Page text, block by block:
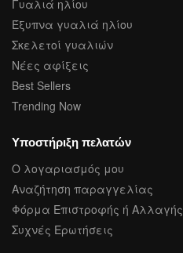
Γυαλιά ηλίου
Έξυπνα γυαλιά ηλίου
Σκελετοί γυαλιών
Νέες αφίξεις
Best Sellers
Trending Now
Υποστήριξη πελατών
Ο λογαριασμός μου
Αναζήτηση παραγγελίας
Φόρμα Επιστροφής ή Αλλαγής
Συχνές Ερωτήσεις